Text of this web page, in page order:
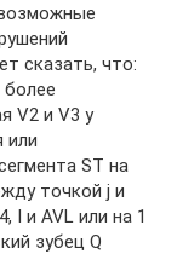
сказать, что:
более
V2 и V3 у
или
ST на
точкой j и
I и AVL или на 1
зубец Q